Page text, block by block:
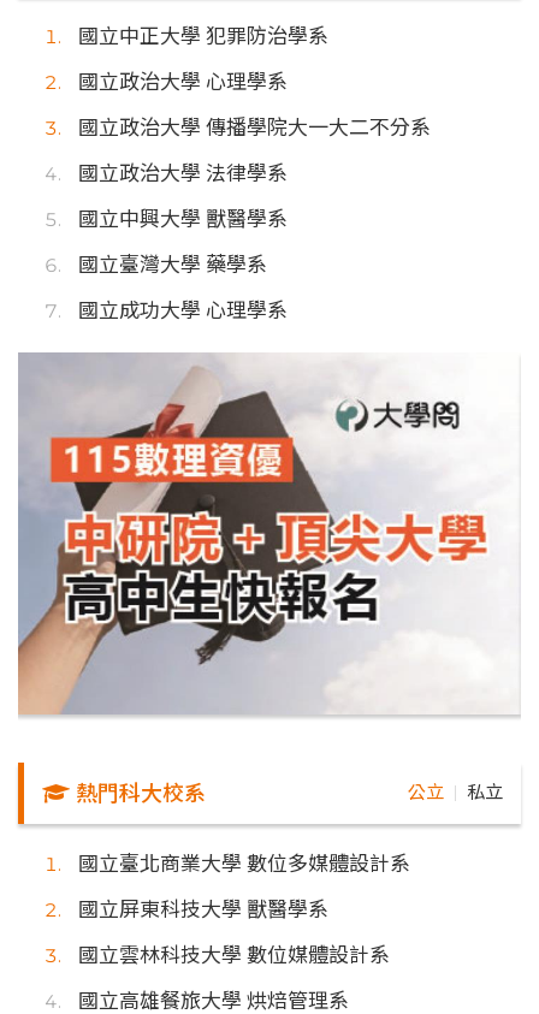
國立中正大學 犯罪防治學系
國立政治大學 心理學系
國立政治大學 傳播學院大一大二不分系
國立政治大學 法律學系
國立中興大學 獸醫學系
國立臺灣大學 藥學系
國立成功大學 心理學系
熱門科大校系 公立 私立
國立臺北商業大學 數位多媒體設計系
國立屏東科技大學 獸醫學系
國立雲林科技大學 數位媒體設計系
國立高雄餐旅大學 烘焙管理系